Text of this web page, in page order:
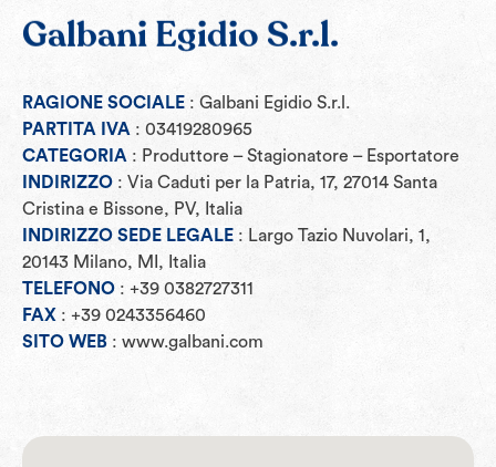
Galbani Egidio S.r.l.
RAGIONE SOCIALE : Galbani Egidio S.r.l.
PARTITA IVA : 03419280965
CATEGORIA : Produttore – Stagionatore – Esportatore
INDIRIZZO : Via Caduti per la Patria, 17, 27014 Santa
Cristina e Bissone, PV, Italia
INDIRIZZO SEDE LEGALE : Largo Tazio Nuvolari, 1,
20143 Milano, MI, Italia
TELEFONO : +39 0382727311
FAX : +39 0243356460
SITO WEB : www.galbani.com